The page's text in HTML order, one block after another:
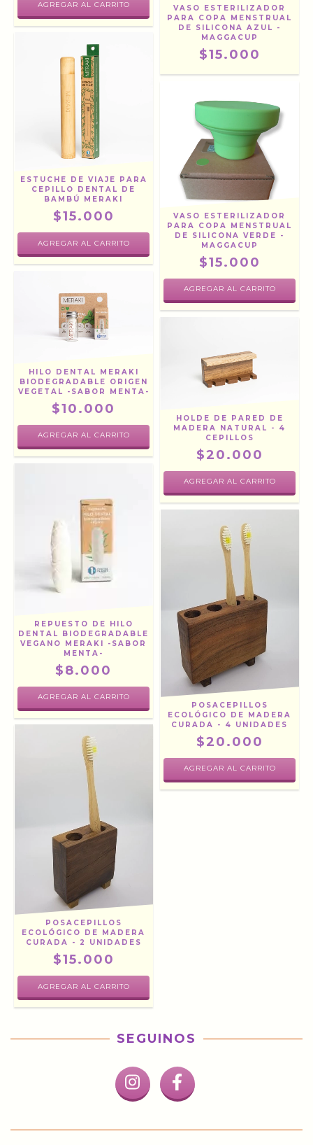
ESTUCHE DE VIAJE PARA
CEPILLO DENTAL DE
BAMBÚ MERAKI
$15.000
VASO ESTERILIZADOR
PARA COPA MENSTRUAL
DE SILICONA AZUL -
MAGGACUP
$15.000
HILO DENTAL MERAKI
BIODEGRADABLE ORIGEN
VEGETAL -SABOR MENTA-
$10.000
VASO ESTERILIZADOR
PARA COPA MENSTRUAL
DE SILICONA VERDE -
MAGGACUP
$15.000
REPUESTO DE HILO
DENTAL BIODEGRADABLE
VEGANO MERAKI -SABOR
MENTA-
$8.000
HOLDE DE PARED DE
MADERA NATURAL - 4
CEPILLOS
$20.000
POSACEPILLOS
ECOLÓGICO DE MADERA
CURADA - 2 UNIDADES
$15.000
POSACEPILLOS
ECOLÓGICO DE MADERA
CURADA - 4 UNIDADES
$20.000
SEGUINOS